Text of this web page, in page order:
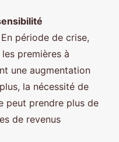
période de crise,
premières à
une augmentation
la nécessité de
peut prendre plus de
de revenus